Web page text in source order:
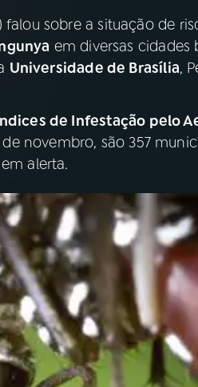
falou sobre a situação de
em diversas cidades
Universidade de Brasília,
de Infestação pelo
novembro, são 357
alerta.